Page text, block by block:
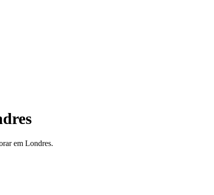
em Londres.